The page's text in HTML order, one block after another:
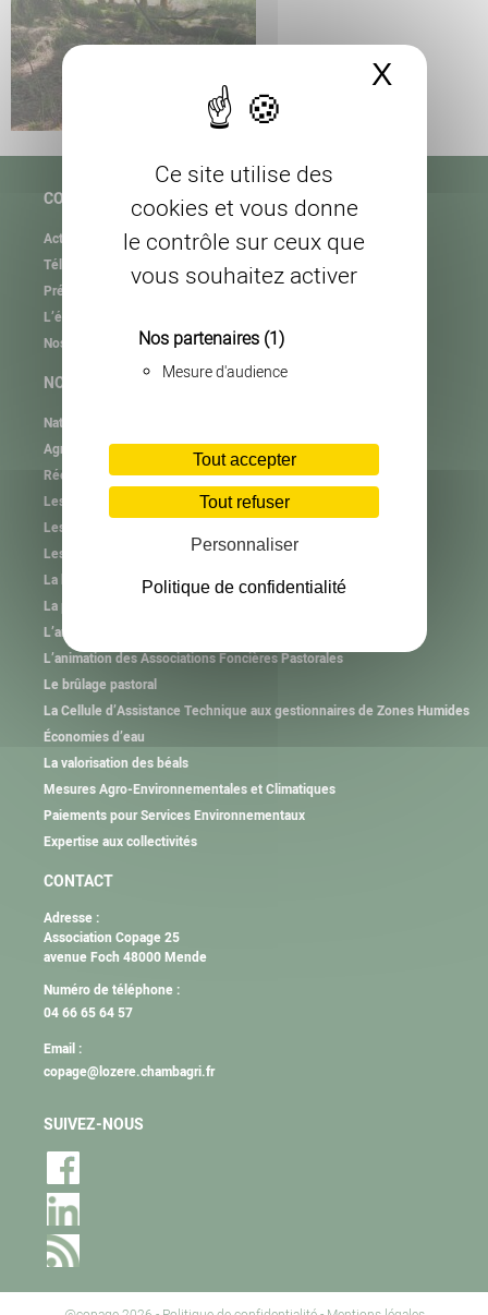
Ce site utilise des
cookies et vous donne
le contrôle sur ceux que
vous souhaitez activer
Nos partenaires (1)
Mesure d'audience
Tout accepter
Tout refuser
Personnaliser
Politique de confidentialité
X
COPAGE
Actualités
Téléchargement
Présentation de l’association
L’équipe
Nos partenaires
NOS MISSIONS
Natura 2000
Agrifaune
RéeL CPIE de Lozère
Les plastiques agricoles
Les autres collectes
Les consignes de tri
La haie et l’arbre hors forêt
La plantation et l’animation
L’animation des Groupements Pastoraux
L’animation des Associations Foncières Pastorales
Le brûlage pastoral
La Cellule d’Assistance Technique aux gestionnaires de Zones Humides
Économies d’eau
La valorisation des béals
Mesures Agro-Environnementales et Climatiques
Paiements pour Services Environnementaux
Expertise aux collectivités
CONTACT
Adresse :
Association Copage 25
avenue Foch 48000 Mende
Numéro de téléphone :
04 66 65 64 57
Email :
copage@lozere.chambagri.fr
SUIVEZ-NOUS